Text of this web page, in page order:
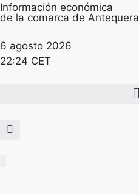
Información económica
de la comarca de Antequera
6 agosto 2026
22:24 CET